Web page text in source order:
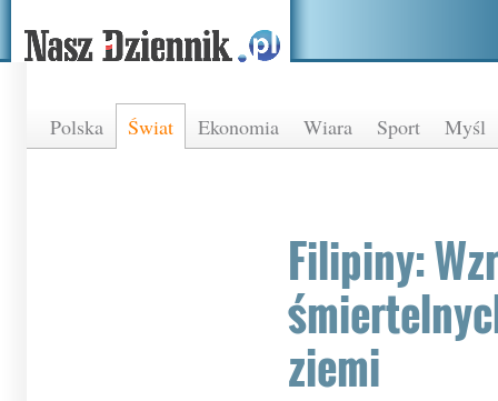
Polska Świat Ekonomia Wiara Sport Myśl
Filipiny:
ziemi